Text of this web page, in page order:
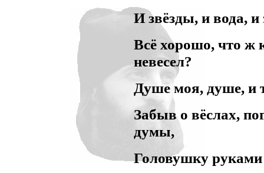
И звёзды, и вода, и
Всё хорошо, что ж
невесел?
Душе моя, душе, и
Забыв о вёслах,
думы,
Головушку руками